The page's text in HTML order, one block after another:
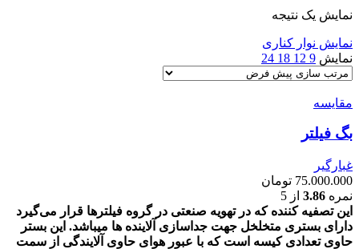
نمایش یک نتیجه
نمایش نوار کناری
نمایش 9
12
18
24
مقايسه
بگ فیلتر
غبارگیر
75.000.000 تومان
نمره 3.86 از 5
این تصفیه کننده که در تهویه صنعتی در گروه فیلترها قرار می‌گیرد
دارای بستری متخلخل جهت جداسازی آلاینده ها میباشد. این بستر
حاوی تعدادی کیسه است که با عبور هوای حاوی آلایندگی از سمت